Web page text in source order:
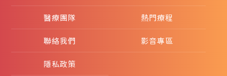
醫療團隊 熱門療程
聯絡我們 影音專區
隱私政策